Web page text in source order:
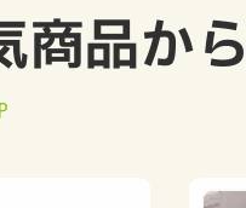
商品か